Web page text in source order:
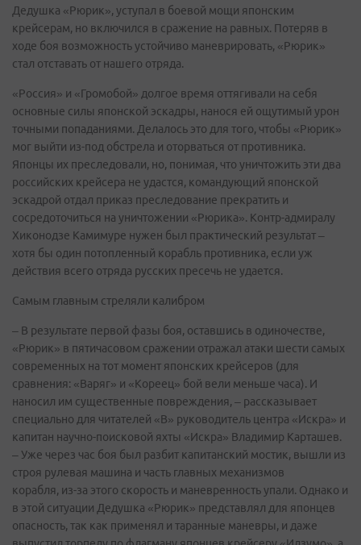
Дедушка «Рюрик», уступал в боевой мощи японским
крейсерам, но включился в сражение на равных. Потеряв в
ходе боя возможность устойчиво маневрировать, «Рюрик»
стал отставать от нашего отряда.
«Россия» и «Громобой» долгое время оттягивали на себя
основные силы японской эскадры, нанося ей ощутимый урон
точными попаданиями. Делалось это для того, чтобы «Рюрик»
мог выйти из-под обстрела и оторваться от противника.
Японцы их преследовали, но, понимая, что уничтожить эти два
российских крейсера не удастся, командующий японской
эскадрой отдал приказ преследование прекратить и
сосредоточиться на уничтожении «Рюрика». Контр-адмиралу
Хиконодзе Камимуре нужен был практический результат –
хотя бы один потопленный корабль противника, если уж
действия всего отряда русских пресечь не удается.
Самым главным стреляли калибром
– В результате первой фазы боя, оставшись в одиночестве,
«Рюрик» в пятичасовом сражении отражал атаки шести самых
современных на тот момент японских крейсеров (для
сравнения: «Варяг» и «Кореец» бой вели меньше часа). И
наносил им существенные повреждения, – рассказывает
специально для читателей «В» руководитель центра «Искра» и
капитан научно-поисковой яхты «Искра» Владимир Карташев.
– Уже через час боя был разбит капитанский мостик, вышли из
строя рулевая машина и часть главных механизмов
корабля, из-за этого скорость и маневренность упали. Однако и
в этой ситуации Дедушка «Рюрик» представлял для японцев
опасность, так как применял и таранные маневры, и даже